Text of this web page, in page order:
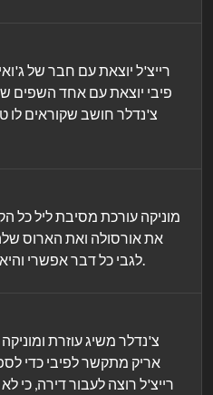
רייצ'ל יוצאת עם חבר של
פיבי יוצאת עם אחד השפים
צ'נדלר חושב שקוראים לו
מוניקה עורכת מסיבת ליל כל
את אורסולה ואת הארוס
לגבי כל דבר אפשרי והיא מתעצבנת עליה. כ' עב. (שח).
צ'נדלר משיג עוזרת
אריק מתקשר לפיבי כדי
רייצ'ל רוצה לעבור דירה, כי